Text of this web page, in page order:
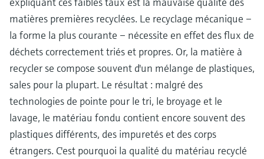
l'application
Device Viewer
Trouver des informations et de la
documentation spécifiques à un produit
Recherche de pièces détachées
Trouvez la bonne pièce de rechange en
tapant la racine/le code du produit et
accédez aux données spécifiques, vues
éclatées et notices de montage des appareils
pour un remplacement/réparation rapide.
Mesure du niveau par barrière à
micro-ondes
Mesure du niveau par la pression
Voir tous
Analyseurs de dureté, fer, etc.
Photomètres de process
Mesure par transmission de micro-
ondes
Technologie Memosens
Voir tous
décisionnels
matières premières recyclées. Le recyclage mécanique –
la forme la plus courante – nécessite en effet des flux de
déchets correctement triés et propres. Or, la matière à
recycler se compose souvent d'un mélange de plastiques,
sales pour la plupart. Le résultat : malgré des
technologies de pointe pour le tri, le broyage et le
lavage, le matériau fondu contient encore souvent des
plastiques différents, des impuretés et des corps
étrangers. C'est pourquoi la qualité du matériau recyclé